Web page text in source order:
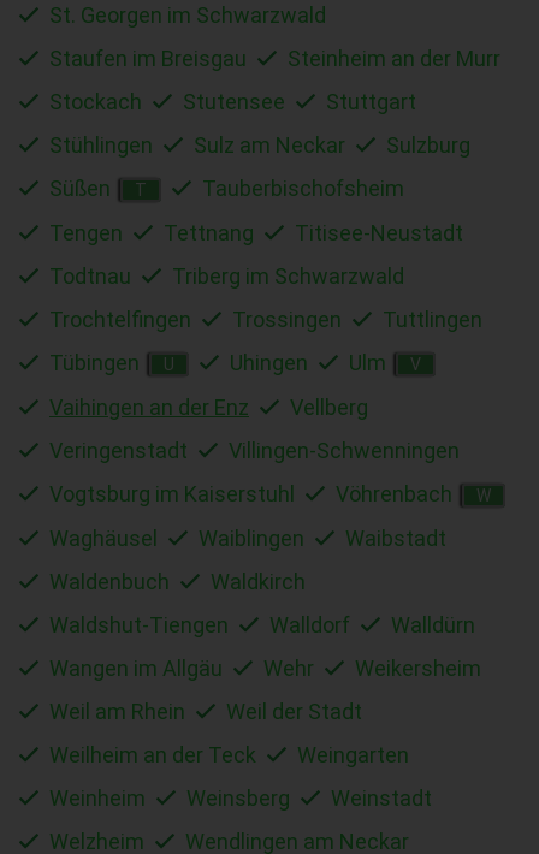
St. Georgen im Schwarzwald
Staufen im Breisgau
Steinheim an der Murr
Stockach
Stutensee
Stuttgart
Stühlingen
Sulz am Neckar
Sulzburg
Süßen
T
Tauberbischofsheim
Tengen
Tettnang
Titisee-Neustadt
Todtnau
Triberg im Schwarzwald
Trochtelfingen
Trossingen
Tuttlingen
Tübingen
U Uhingen Ulm V
Vaihingen an der Enz
Vellberg
Veringenstadt
Villingen-Schwenningen
Vogtsburg im Kaiserstuhl
Vöhrenbach W
Waghäusel Waiblingen
Waibstadt
Waldenbuch
Waldkirch
Waldshut-Tiengen
Walldorf
Walldürn
Wangen im Allgäu
Wehr
Weikersheim
Weil am Rhein
Weil der Stadt
Weilheim an der Teck
Weingarten
Weinheim
Weinsberg
Weinstadt
Welzheim
Wendlingen am Neckar